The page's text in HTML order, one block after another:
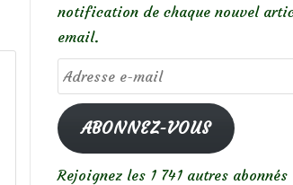
notification de chaque nouvel
email.
Adresse
e-
mailABONNEZ-VOUS
Rejoignez les 1 741 autres abonnés